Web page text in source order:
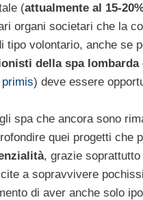
(attualmente al 15-
organi societari che la
tipo volontario, anche se
della spa lombarda
) deve essere
spa che ancora sono
quei progetti che
, grazie
a sopravvivere
di aver anche solo